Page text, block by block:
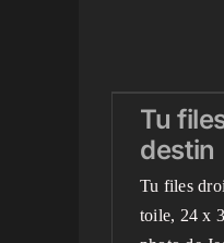
Tu
Blog
Tu
destin
Tu files
toile, 24 x